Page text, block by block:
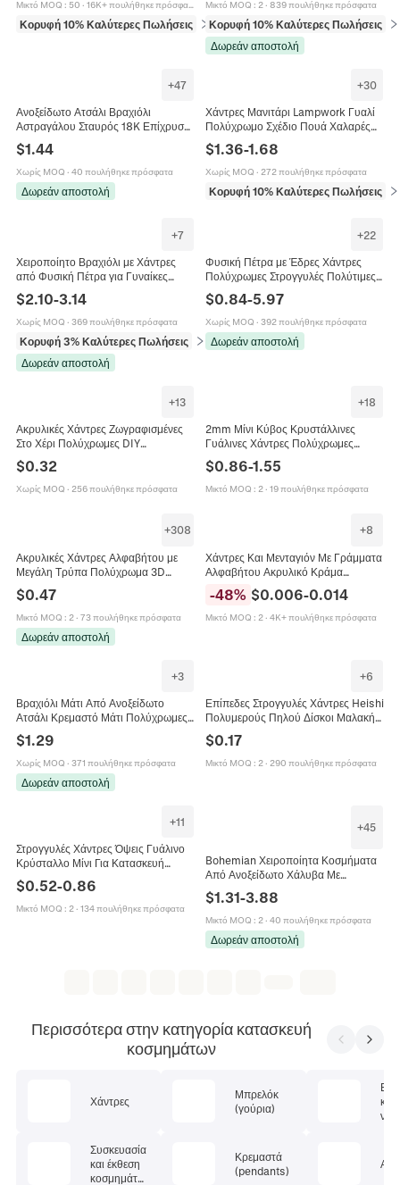
Μικτό MOQ : 50 · 16K+ πουλήθηκε πρόσφατα
Κορυφή 10% Καλύτερες Πωλήσεις σε Χάντρες
Μικτό MOQ : 2· 839 πουλήθηκε πρόσφατα
Κορυφή 10% Καλύτερες Πωλήσεις
Δωρεάν αποστολή
+47
Ανοξείδωτο Ατσάλι Βραχιόλι
Αστραγάλου Σταυρός 18K Επίχρυσο
Πολύχρωμες Χάντρες Σμάλτου
Θρησκευτικό Στυλ Ρυθμιζόμενο
Κόσμημα
$1.44
Χωρίς MOQ · 40 πουλήθηκε πρόσφατα
Δωρεάν αποστολή
+30
Χάντρες Μανιτάρι Lampwork Γυαλί
Πολύχρωμο Σχέδιο Πουά Χαλαρές
Χάντρες Για DIY Κατασκευή
Κοσμημάτων Βραχιόλι Κολιέ
$1.36-1.68
Χωρίς MOQ · 272 πουλήθηκε πρόσφατα
Κορυφή 10% Καλύτερες Πωλήσεις
+7
Χειροποίητο Βραχιόλι με Χάντρες
από Φυσική Πέτρα για Γυναίκες
Μποέμ Πολύχρωμο Ημιπολύτιμο
Λίθο Ρυθμιζόμενη Επιχρυσωμένη
Αλυσίδα Κοσμήματα Δώρο
$2.10-3.14
Χωρίς MOQ · 369 πουλήθηκε πρόσφατα
Κορυφή 3% Καλύτερες Πωλήσεις
σε Βραχιόλια
Δωρεάν αποστολή
+22
Φυσική Πέτρα με Έδρες Χάντρες
Πολύχρωμες Στρογγυλές Πολύτιμες
Χάντρες Μικρές Διαχωριστικές
Χάντρες για DIY Κατασκευή
Κοσμημάτων Βραχιόλι Κολιέ
Σκουλαρίκι Αξεσουάρ
$0.84-5.97
Χωρίς MOQ · 392 πουλήθηκε πρόσφατα
Δωρεάν αποστολή
+13
Ακρυλικές Χάντρες Ζωγραφισμένες
Στο Χέρι Πολύχρωμες DIY
Κατασκευή Κοσμημάτων Kawaii Με
Μοτίβα Για Βραχιόλι Κολιέ Αλυσίδα
Τηλεφώνου
$0.32
Χωρίς MOQ · 256 πουλήθηκε πρόσφατα
+18
2mm Μίνι Κύβος Κρυστάλλινες
Γυάλινες Χάντρες Πολύχρωμες
Τετράγωνες Χάντρες Για DIY
Βραχιόλι Κολιέ Κοσμήματα Αξεσουάρ
$0.86-1.55
Μικτό MOQ : 2· 19 πουλήθηκε πρόσφατα
+308
Ακρυλικές Χάντρες Αλφαβήτου με
Μεγάλη Τρύπα Πολύχρωμα 3D
Κολιέ Αξεσουάρ Κοσμημάτων
$0.47
Μικτό MOQ : 2· 73 πουλήθηκε πρόσφατα
Δωρεάν αποστολή
+8
Χάντρες Και Μενταγιόν Με Γράμματα
Αλφαβήτου Ακρυλικό Κράμα
Χειροποίητα Κοσμήματα Για Κολιέ
Βραχιόλι
-48% $0.006-0.014
Μικτό MOQ : 2· 4K+ πουλήθηκε πρόσφατα
+3
Βραχιόλι Μάτι Από Ανοξείδωτο
Ατσάλι Κρεμαστό Μάτι Πολύχρωμες
Χάντρες Σμάλτου Επιχρυσωμένο
Κόσμημα Μόδας Γυναικείο
$1.29
Χωρίς MOQ · 371 πουλήθηκε πρόσφατα
Δωρεάν αποστολή
+6
Επίπεδες Στρογγυλές Χάντρες Heishi
Πολυμερούς Πηλού Δίσκοι Μαλακής
Κεραμικής Για DIY Κοσμήματα
Βραχιόλι Κολιέ Πολύχρωμα Boho
$0.17
Μικτό MOQ : 2· 290 πουλήθηκε πρόσφατα
+11
Στρογγυλές Χάντρες Όψεις Γυάλινο
Κρύσταλλο Μίνι Για Κατασκευή
Κοσμημάτων DIY Κολιέ Βραχιόλια
Σκουλαρίκια Αξεσουάρ Πολύχρωμα
$0.52-0.86
Μικτό MOQ : 2· 134 πουλήθηκε πρόσφατα
+45
Bohemian Χειροποίητα Κοσμήματα
Από Ανοξείδωτο Χάλυβα Με
Βραχιόλι Με Χάντρες
$1.31-3.88
Μικτό MOQ : 2· 40 πουλήθηκε πρόσφατα
Δωρεάν αποστολή
Περισσότερα στην κατηγορία κατασκευή
κοσμημάτων
Χάντρες
Συσκευασία
και έκθεση
κοσμημάτω
Μπρελόκ
(γούρια)
Κρεμαστά
(pendants)
ν